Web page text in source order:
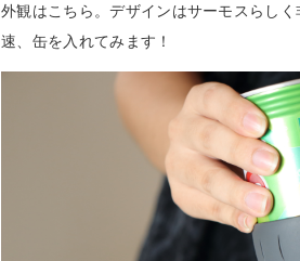
外観はこちら。デザインはサーモスらし
速、缶を入れてみます！